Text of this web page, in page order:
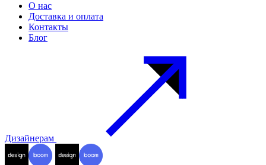
О нас
Доставка и оплата
Контакты
Блог
Дизайнерам